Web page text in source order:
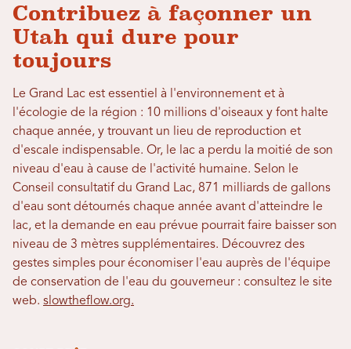
Contribuez à façonner un
Utah qui dure pour
toujours
Le Grand Lac est essentiel à l'environnement et à
l'écologie de la région : 10 millions d'oiseaux y font halte
chaque année, y trouvant un lieu de reproduction et
d'escale indispensable. Or, le lac a perdu la moitié de son
niveau d'eau à cause de l'activité humaine. Selon le
Conseil consultatif du Grand Lac, 871 milliards de gallons
d'eau sont détournés chaque année avant d'atteindre le
lac, et la demande en eau prévue pourrait faire baisser son
niveau de 3 mètres supplémentaires. Découvrez des
gestes simples pour économiser l'eau auprès de l'équipe
de conservation de l'eau du gouverneur : consultez le site
web. slowtheflow.org.